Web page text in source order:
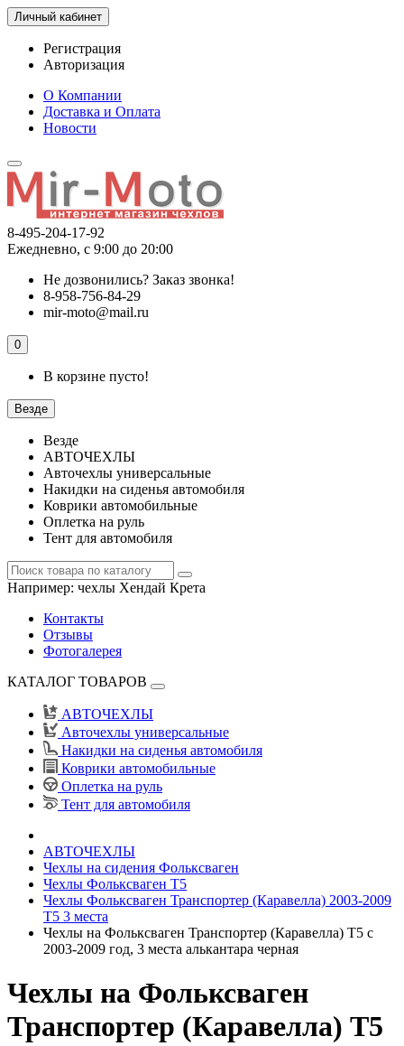
Личный кабинет
Регистрация
Авторизация
О Компании
Доставка и Оплата
Новости
8-495-204-17-92
Ежедневно, с 9:00 до 20:00
Не дозвонились? Заказ звонка!
8-958-756-84-29
mir-moto@mail.ru
0
В корзине пусто!
Везде
Везде
АВТОЧЕХЛЫ
Авточехлы универсальные
Накидки на сиденья автомобиля
Коврики автомобильные
Оплетка на руль
Тент для автомобиля
Например: чехлы Хендай Крета
Контакты
Отзывы
Фотогалерея
КАТАЛОГ ТОВАРОВ
АВТОЧЕХЛЫ
Авточехлы универсальные
Накидки на сиденья автомобиля
Коврики автомобильные
Оплетка на руль
Тент для автомобиля
АВТОЧЕХЛЫ
Чехлы на сидения Фольксваген
Чехлы Фольксваген Т5
Чехлы Фольксваген Транспортер (Каравелла) 2003-2009
Т5 3 места
Чехлы на Фольксваген Транспортер (Каравелла) Т5 с
2003-2009 год, 3 места алькантара черная
Чехлы на Фольксваген
Транспортер (Каравелла) Т5